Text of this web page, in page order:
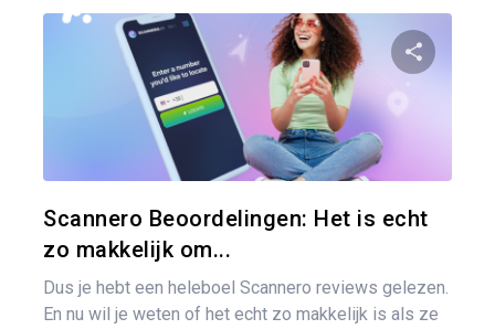
Scannero Beoordelingen: Het is echt
zo makkelijk om...
Dus je hebt een heleboel Scannero reviews gelezen.
En nu wil je weten of het echt zo makkelijk is als ze